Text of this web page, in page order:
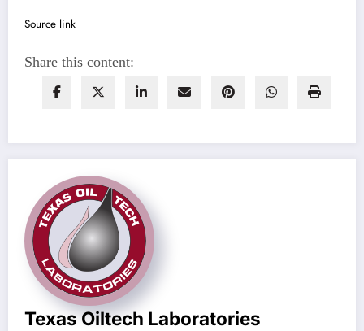
Source link
Share this content:
Texas Oiltech Laboratories